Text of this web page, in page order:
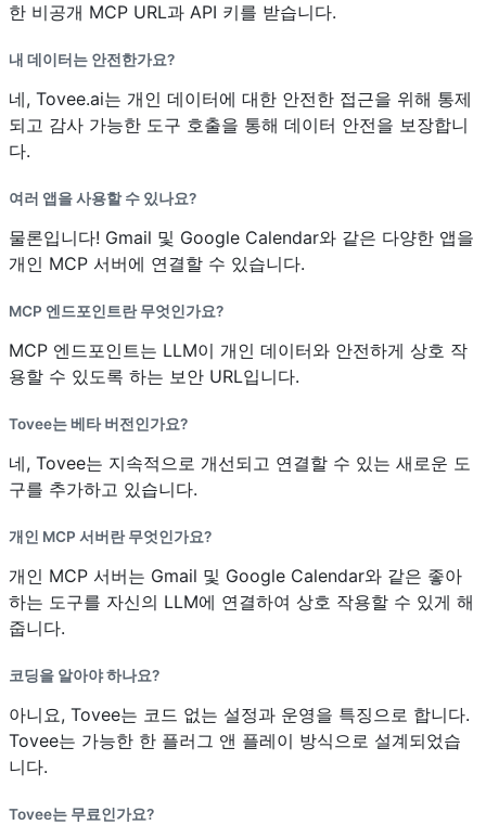
한 비공개 MCP URL과 API 키를 받습니다.
내 데이터는 안전한가요?
네, Tovee.ai는 개인 데이터에 대한 안전한 접근을 위해 통제
되고 감사 가능한 도구 호출을 통해 데이터 안전을 보장합니
다.
여러 앱을 사용할 수 있나요?
물론입니다! Gmail 및 Google Calendar와 같은 다양한 앱을
개인 MCP 서버에 연결할 수 있습니다.
MCP 엔드포인트란 무엇인가요?
MCP 엔드포인트는 LLM이 개인 데이터와 안전하게 상호 작
용할 수 있도록 하는 보안 URL입니다.
Tovee는 베타 버전인가요?
네, Tovee는 지속적으로 개선되고 연결할 수 있는 새로운 도
구를 추가하고 있습니다.
개인 MCP 서버란 무엇인가요?
개인 MCP 서버는 Gmail 및 Google Calendar와 같은 좋아
하는 도구를 자신의 LLM에 연결하여 상호 작용할 수 있게 해
줍니다.
코딩을 알아야 하나요?
아니요, Tovee는 코드 없는 설정과 운영을 특징으로 합니다.
Tovee는 가능한 한 플러그 앤 플레이 방식으로 설계되었습
니다.
Tovee는 무료인가요?